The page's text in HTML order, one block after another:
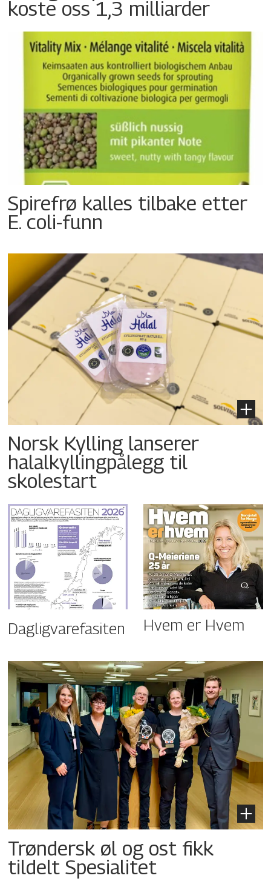
koste oss 1,3 milliarder
Spirefrø kalles tilbake etter
E. coli-funn
Norsk Kylling lanserer
halalkyllingpålegg til
skolestart
Dagligvarefasiten Hvem er Hvem
Trøndersk øl og ost fikk
tildelt Spesialitet